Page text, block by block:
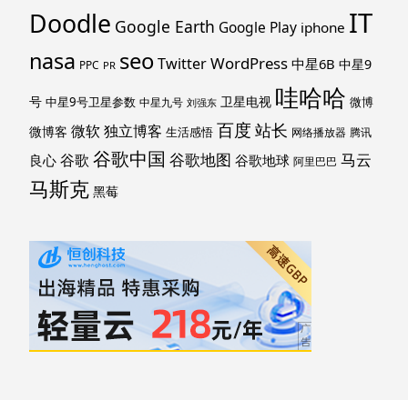
Doodle Google Earth Google Play iphone IT
nasa PPC PR seoTwitterWordPress 中星6B 中星9
号 中星9号卫星参数 中星九号 刘强东 卫星电视 哇哈哈 微博
微博客 微软独立博客 生活感悟 百度 站长 网络播放器 腾讯
良心 谷歌 谷歌中国 谷歌地图 谷歌地球 阿里巴巴 马云
马斯克 黑莓